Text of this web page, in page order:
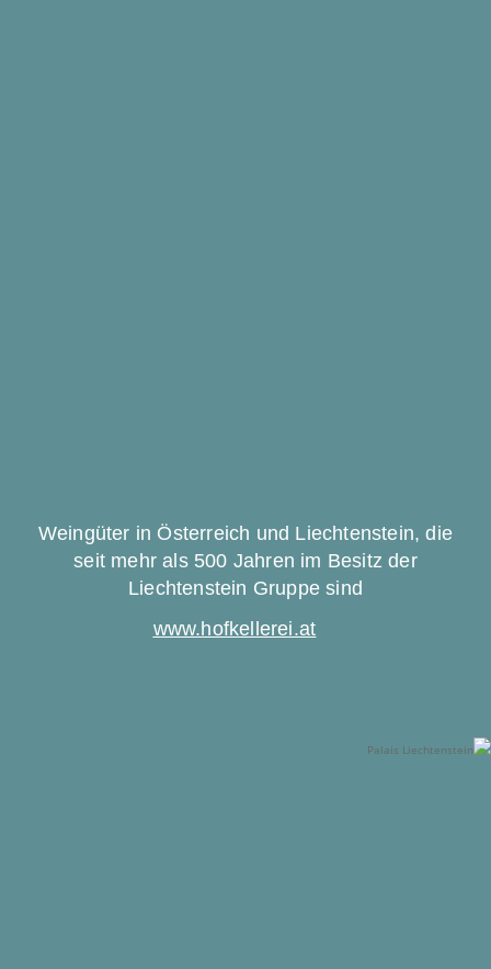
Weingüter in Österreich und Liechtenstein, die
seit mehr als 500 Jahren im Besitz der
Liechtenstein Gruppe sind
www.hofkellerei.at